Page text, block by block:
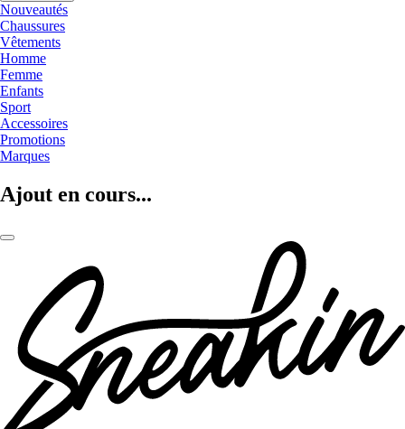
Nouveautés
Chaussures
Vêtements
Homme
Femme
Enfants
Sport
Accessoires
Promotions
Marques
Ajout en cours...